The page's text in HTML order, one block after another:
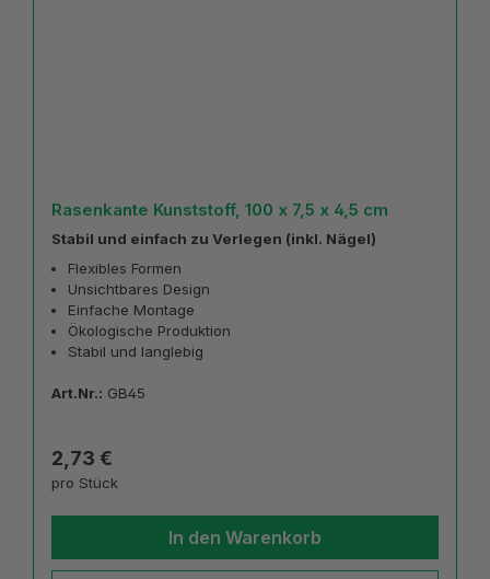
Rasenkante Kunststoff, 100 x 7,5 x 4,5 cm
Stabil und einfach zu Verlegen (inkl. Nägel)
Flexibles Formen
Unsichtbares Design
Einfache Montage
Ökologische Produktion
Stabil und langlebig
Art.Nr.: GB45
Regulärer Preis:
2,73 €
pro Stück
In den Warenkorb